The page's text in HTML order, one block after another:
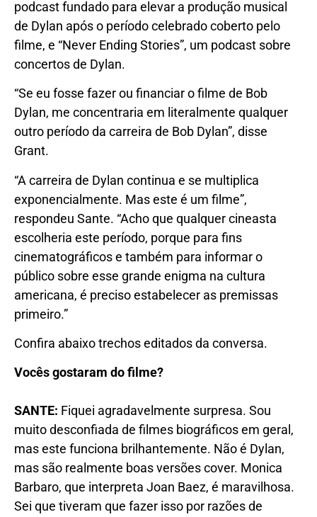
podcast fundado para elevar a produção musical
de Dylan após o período celebrado coberto pelo
filme, e “Never Ending Stories”, um podcast sobre
concertos de Dylan.
“Se eu fosse fazer ou financiar o filme de Bob
Dylan, me concentraria em literalmente qualquer
outro período da carreira de Bob Dylan”, disse
Grant.
“A carreira de Dylan continua e se multiplica
exponencialmente. Mas este é um filme”,
respondeu Sante. “Acho que qualquer cineasta
escolheria este período, porque para fins
cinematográficos e também para informar o
público sobre esse grande enigma na cultura
americana, é preciso estabelecer as premissas
primeiro.”
Confira abaixo trechos editados da conversa.
Vocês gostaram dofilme?
SANTE: Fiquei agradavelmente surpresa. Sou
muito desconfiada de filmes biográficos em geral,
mas este funciona brilhantemente. Não é Dylan,
mas são realmente boas versões cover. Monica
Barbaro, que interpreta Joan Baez, é maravilhosa.
Sei que tiveram que fazer isso por razões de